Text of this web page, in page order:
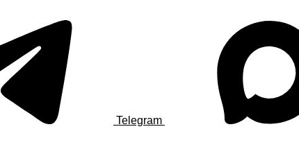
Telegram